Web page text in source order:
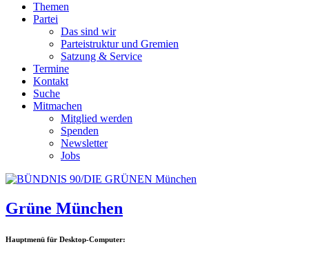
Themen
Partei
Das sind wir
Parteistruktur und Gremien
Satzung & Service
Termine
Kontakt
Suche
Mitmachen
Mitglied werden
Spenden
Newsletter
Jobs
Grüne München
Hauptmenü für Desktop-Computer: